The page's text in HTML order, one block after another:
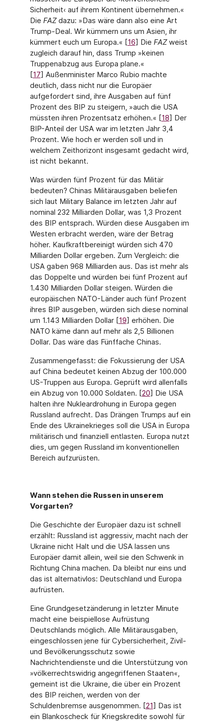
Sicherheit‹ auf ihrem Kontinent übernehmen.«
Die FAZdazu: »Das wäre dann also eine Art
Trump-Deal. Wir kümmern uns um Asien, ihr
kümmert euch um Europa.« [16] Die FAZweist
zugleich darauf hin, dass Trump »keinen
Truppenabzug aus Europa plane.«
[17] Außenminister Marco Rubio machte
deutlich, dass nicht nur die Europäer
aufgefordert sind, ihre Ausgaben auf fünf
Prozent des BIP zu steigern, »auch die USA
müssten ihren Prozentsatz erhöhen.« [18] Der
BIP-Anteil der USA war im letzten Jahr 3,4
Prozent. Wie hoch er werden soll und in
welchem Zeithorizont insgesamt gedacht wird,
ist nicht bekannt.
Was würden fünf Prozent für das Militär
bedeuten? Chinas Militärausgaben beliefen
sich laut Military Balance im letzten Jahr auf
nominal 232 Milliarden Dollar, was 1,3 Pro­zent
des BIP entsprach. Würden diese Ausgaben im
Westen erbracht werden, wäre der Betrag
höher. Kaufkraftbereinigt würden sich 470
Milliarden Dollar ergeben. Zum Ver­gleich: die
USA gaben 968 Milliarden aus. Das ist mehr als
das Doppelte und würden bei fünf Prozent auf
1.430 Milliarden Dollar steigen. Würden die
europäischen NATO-Länder auch fünf Prozent
ihres BIP ausgeben, würden sich diese nominal
um 1.143 Milliarden Dollar [19] erhöhen. Die
NATO käme dann auf mehr als 2,5 Billionen
Dollar. Das wäre das Fünffache Chinas.
Zusammengefasst: die Fokussierung der USA
auf China bedeutet keinen Abzug der 100.000
US-Truppen aus Europa. Geprüft wird allenfalls
ein Abzug von 10.000 Solda­ten. [20] Die USA
halten ihre Nukleardrohung in Europa gegen
Russland aufrecht. Das Drängen Trumps auf ein
Ende des Ukrainekrieges soll die USA in Europa
militärisch und finanziell entlasten. Europa nutzt
dies, um gegen Russland im konventionellen
Bereich aufzurüsten.
Wann stehen die Russen in unserem
Vorgarten?
Die Geschichte der Europäer dazu ist schnell
erzählt: Russland ist aggressiv, macht nach der
Ukraine nicht Halt und die USA lassen uns
Europäer damit allein, weil sie den Schwenk in
Richtung China machen. Da bleibt nur eins und
das ist alternativlos: Deutschland und Europa
aufrüsten.
Eine Grundgesetzänderung in letzter Minute
macht eine beispiellose Aufrüstung
Deutschlands möglich. Alle Militärausgaben,
eingeschlossen jene für Cybersicherheit, Zivil-
und Bevölkerungsschutz sowie
Nachrichtendienste und die Unterstützung von
»völkerrechtswidrig angegriffenen Staaten«,
gemeint ist die Ukraine, die über ein Pro­zent
des BIP reichen, werden von der
Schuldenbremse ausgenommen. [21] Das ist
ein Blankoscheck für Kriegskredite sowohl für